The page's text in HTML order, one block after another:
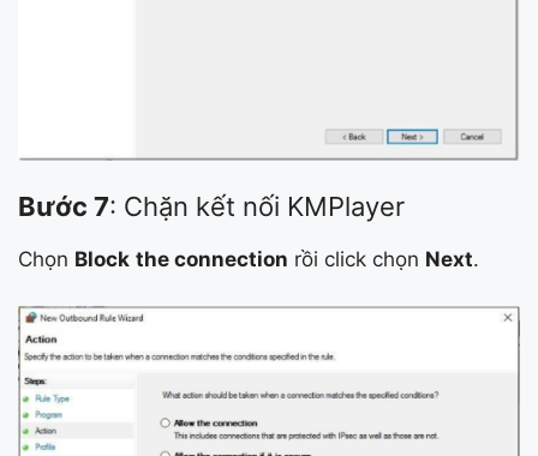
Bước 7: Chặn kết nối KMPlayer
Chọn Block the connection rồi click chọn Next.